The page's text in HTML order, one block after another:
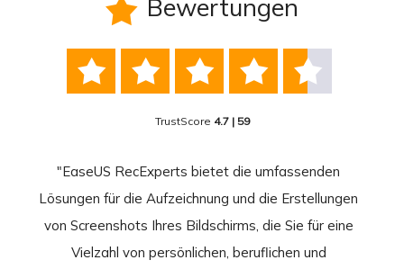
 Bewertungen
    
TrustScore 4.7 | 59
"EaseUS RecExperts bietet die umfassenden
Lösungen für die Aufzeichnung und die Erstellungen
von Screenshots Ihres Bildschirms, die Sie für eine
Vielzahl von persönlichen, beruflichen und